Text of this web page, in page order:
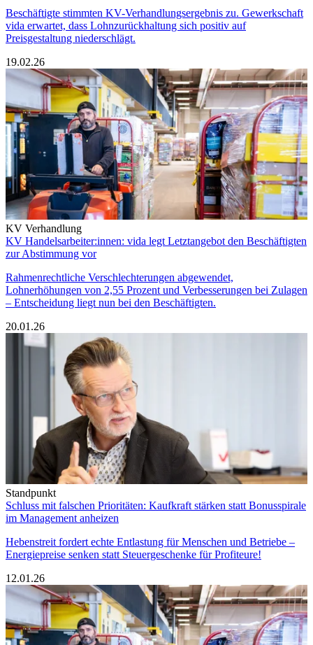
Beschäftigte stimmten KV-Verhandlungsergebnis zu. Gewerkschaft
vida erwartet, dass Lohnzurückhaltung sich positiv auf
Preisgestaltung niederschlägt.
19.02.26
KV Verhandlung
KV Handelsarbeiter:innen: vida legt Letztangebot den Beschäftigten
zur Abstimmung vor
Rahmenrechtliche Verschlechterungen abgewendet,
Lohnerhöhungen von 2,55 Prozent und Verbesserungen bei Zulagen
– Entscheidung liegt nun bei den Beschäftigten.
20.01.26
Standpunkt
Schluss mit falschen Prioritäten: Kaufkraft stärken statt Bonusspirale
im Management anheizen
Hebenstreit fordert echte Entlastung für Menschen und Betriebe –
Energiepreise senken statt Steuergeschenke für Profiteure!
12.01.26